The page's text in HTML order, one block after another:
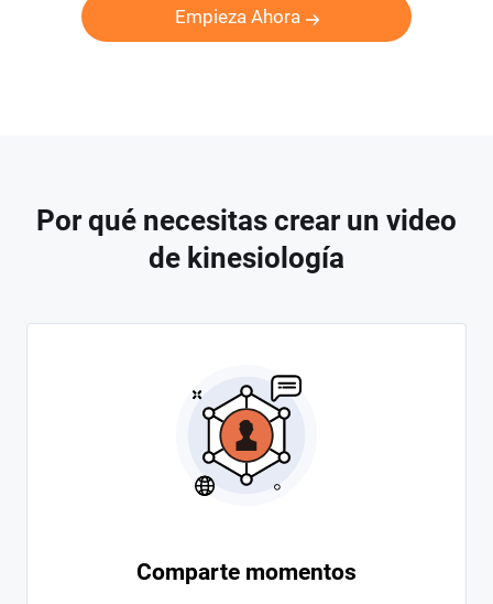
Empieza Ahora
Por qué necesitas crear un video
de kinesiología
Comparte momentos